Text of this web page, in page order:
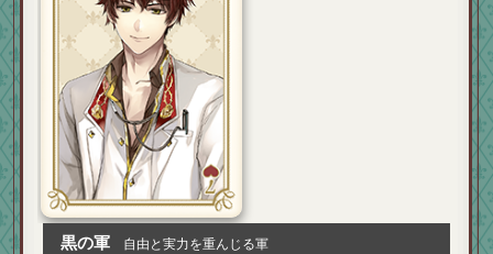
黒の軍自由と実力を重んじる軍